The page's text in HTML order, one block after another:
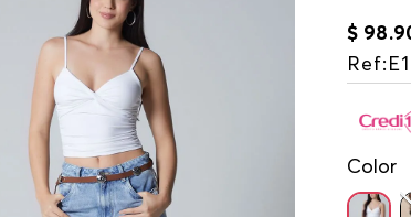
$ 98.
Ref:
Color